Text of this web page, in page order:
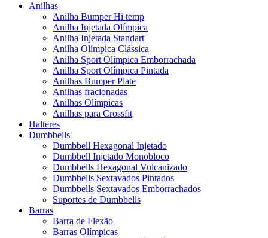
Anilhas
Anilha Bumper Hi temp
Anilha Injetada Olímpica
Anilha Injetada Standart
Anilha Olímpica Clássica
Anilha Sport Olímpica Emborrachada
Anilha Sport Olímpica Pintada
Anilhas Bumper Plate
Anilhas fracionadas
Anilhas Olímpicas
Anilhas para Crossfit
Halteres
Dumbbells
Dumbbell Hexagonal Injetado
Dumbbell Injetado Monobloco
Dumbbells Hexagonal Vulcanizado
Dumbbells Sextavados Pintados
Dumbbells Sextavados Emborrachados
Suportes de Dumbbells
Barras
Barra de Flexão
Barras Olímpicas